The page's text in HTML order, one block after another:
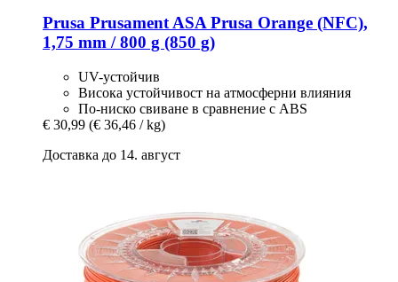
Prusa Prusament ASA Prusa Orange (NFC),
1,75 mm / 800 g (850 g)
UV-устойчив
Висока устойчивост на атмосферни влияния
По-ниско свиване в сравнение с ABS
€ 30,99 (€ 36,46 / kg)
Доставка до 14. август